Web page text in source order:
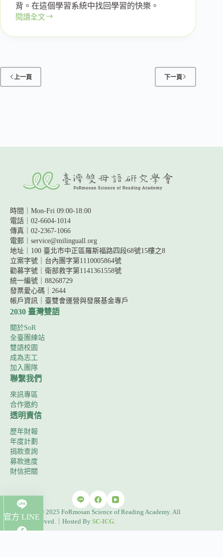
背。在這個學習系統中找回學習的快樂。
閱讀全文
十
英
雄
到
才
發
現
原
來
我
唸
錯
30
年
的
英
文
發
音。
上一頁 下一頁
時間｜Mon-Fri 09:00-18:00
電話｜02-6604-1014
傳真｜02-2367-1066
電郵｜service@milinguall.org
地址｜100 臺北市中正區羅斯福路四段68號15樓之8
立案字號｜台內團字第1110005864號
勸募字號｜ 衛部救字第1141361558號
統一編號｜88268729
發票愛心碼｜2644
帳戶資訊｜ 臺雙會運營與發展基金專戶
2030 臺灣雙語
關於SoR
全臺團練站
雙語校園
成為志工
加入團隊
聯繫我們
來訊專區
合作邀約
透明責信
歷年財報
年度計劃
捐款查詢
募款進度
財信把關
Copyright © 2025 FoRmosan Science of Reading Academy. All
Rights Reserved.｜Hosted By SC-ICG.
官方 LINE